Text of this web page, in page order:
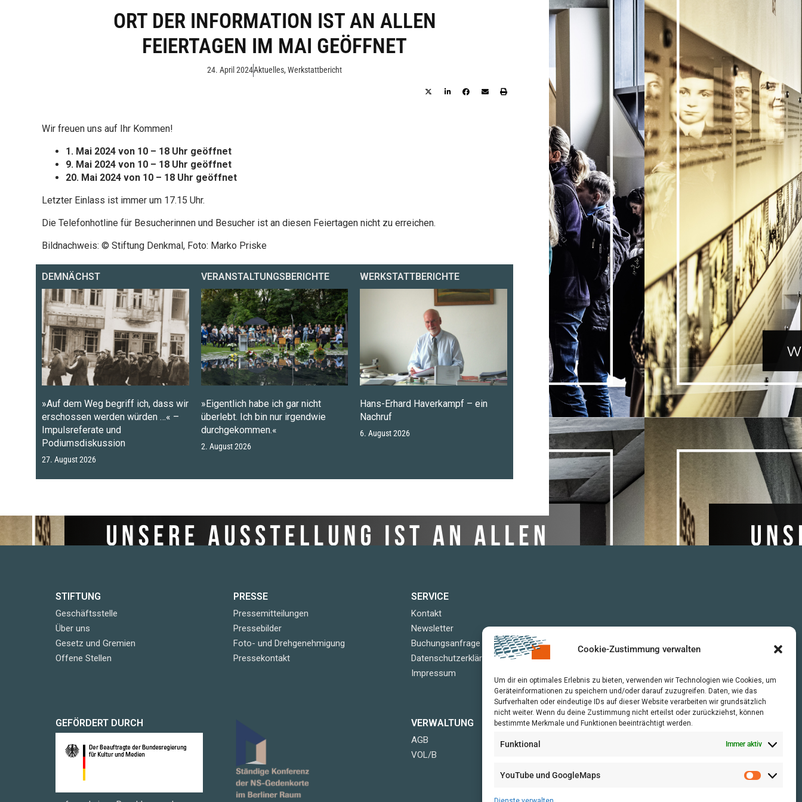
Cookie-Zustimmung verwalten
Um dir ein optimales Erlebnis zu bieten, verwenden wir Technologien wie Cookies, um
Geräteinformationen zu speichern und/oder darauf zuzugreifen. Daten, wie das
Surfverhalten oder eindeutige IDs auf dieser Website verarbeiten wir grundsätzlich
nicht weiter. Wenn du deine Zustimmung nicht erteilst oder zurückziehst, können
bestimmte Merkmale und Funktionen beeinträchtigt werden.
Funktional Immer aktiv
YouTube und GoogleMaps
ORT DER INFORMATION IST AN ALLEN
FEIERTAGEN IM MAI GEÖFFNET
24. April 2024Aktuelles, Werkstattbericht
Wir freuen uns auf Ihr Kommen!
1. Mai 2024 von 10 – 18 Uhr geöffnet
9. Mai 2024 von 10 – 18 Uhr geöffnet
20. Mai 2024 von 10 – 18 Uhr geöffnet
Letzter Einlass ist immer um 17.15 Uhr.
Die Telefonhotline für Besucherinnen und Besucher ist an diesen Feiertagen nicht zu erreichen.
Bildnachweis: © Stiftung Denkmal, Foto: Marko Priske
DEMNÄCHST
»Auf dem Weg begriff ich, dass wir
erschossen werden würden …« –
Impulsreferate und
Podiumsdiskussion
27. August 2026
VERANSTALTUNGSBERICHTE
»Eigentlich habe ich gar nicht
überlebt. Ich bin nur irgendwie
durchgekommen.«
2. August 2026
WERKSTATTBERICHTE
Hans-Erhard Haverkampf – ein
Nachruf
6. August 2026
STIFTUNG
Geschäftsstelle
Über uns
Gesetz und Gremien
Offene Stellen
PRESSE
Pressemitteilungen
Pressebilder
Foto- und Drehgenehmigung
Pressekontakt
SERVICE
Kontakt
Newsletter
Buchungsanfrage
Datenschutzerklärung
Impressum
GEFÖRDERT DURCH VERWALTUNG
AGB
VOL/B